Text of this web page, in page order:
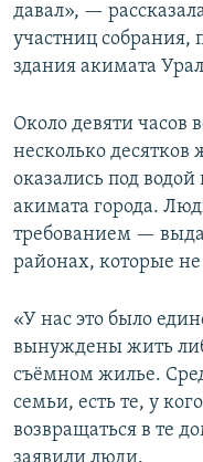
давал», —
участниц собрания,
здания акимата
Около девяти часов
несколько
оказались под
акимата города.
требованием —
районах, которые не
«У нас это было
вынуждены жить
съёмном жилье.
семьи, есть те, у
возвращаться в те